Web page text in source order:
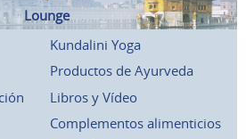
Lounge
Kundalini Yoga
Productos de Ayurveda
Libros y Vídeo
Complementos alimenticios